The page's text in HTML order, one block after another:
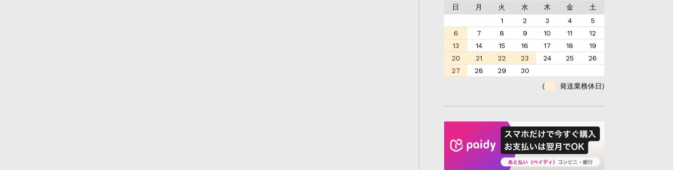
日
月 火 水 木 金
土
1
2 3 4
5
6
7 8 9 10 11
12
13
14 15 16 17 18
19
20
21 22 23 24 25
26
27
28 29
30
(
発送業務休日)